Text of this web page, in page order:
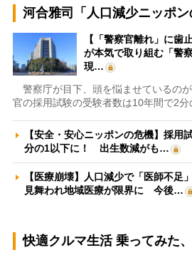
河合雅司「人口減少ニッポン
【「警察官離れ」に歯
が本気で取り組む「警
現…
警察庁が目下、頭を悩ませているの
官の採用試験の受験者数は10年間で2分
【安全・安心ニッポンの危機】採用
分の1以下に！ 出生数減がも…
【医療崩壊】人口減少で「医師不足
見舞われ地域医療が限界に 今後…
快適クルマ生活 乗ってみた